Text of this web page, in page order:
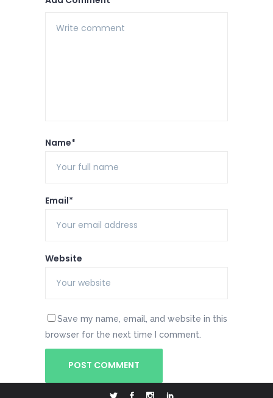
Name*
Email*
Website
Save my name, email, and website in this
browser for the next time I comment.